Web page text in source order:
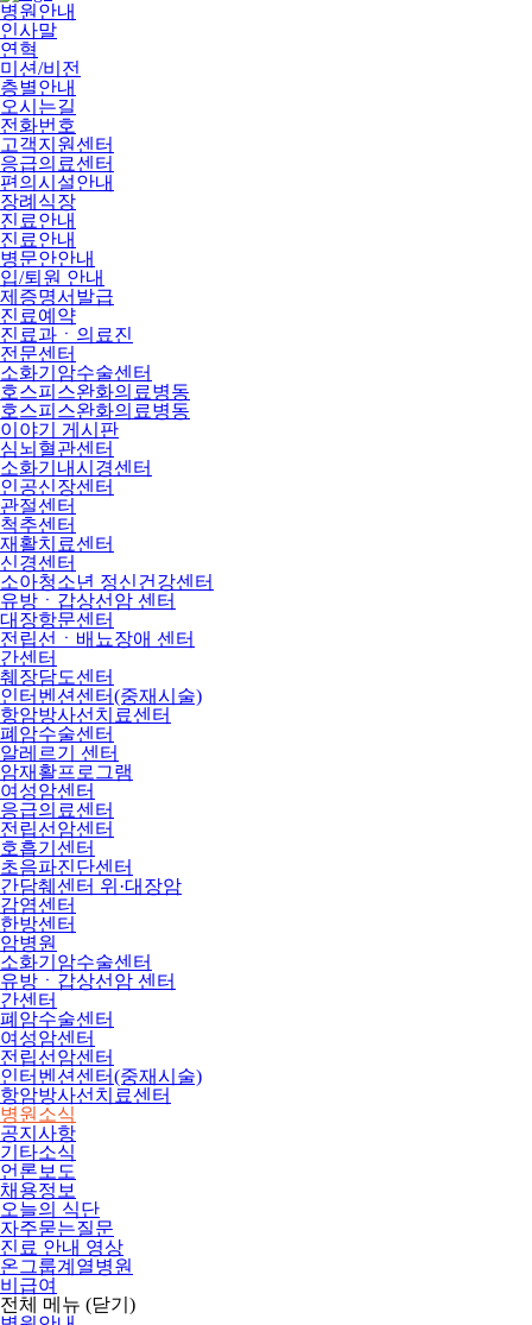
병원안내
인사말
연혁
미션/비전
층별안내
오시는길
전화번호
고객지원센터
응급의료센터
편의시설안내
장례식장
진료안내
진료안내
병문안안내
입/퇴원 안내
제증명서발급
진료예약
진료과ㆍ의료진
전문센터
소화기암수술센터
호스피스완화의료병동
호스피스완화의료병동
이야기 게시판
심뇌혈관센터
소화기내시경센터
인공신장센터
관절센터
척추센터
재활치료센터
신경센터
소아청소년 정신건강센터
유방ㆍ갑상선암 센터
대장항문센터
전립선ㆍ배뇨장애 센터
간센터
췌장담도센터
인터벤션센터(중재시술)
항암방사선치료센터
폐암수술센터
알레르기 센터
암재활프로그램
여성암센터
응급의료센터
전립선암센터
호흡기센터
초음파진단센터
간담췌센터 위·대장암
감염센터
한방센터
암병원
소화기암수술센터
유방ㆍ갑상선암 센터
간센터
폐암수술센터
여성암센터
전립선암센터
인터벤션센터(중재시술)
항암방사선치료센터
병원소식
공지사항
기타소식
언론보도
채용정보
오늘의 식단
자주묻는질문
진료 안내 영상
온그룹계열병원
비급여
전체 메뉴 (닫기)